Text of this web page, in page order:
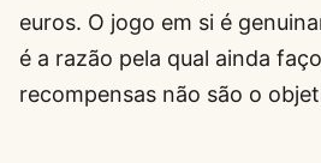
euros. O jogo em si é
é a razão pela qual ainda
recompensas não são o